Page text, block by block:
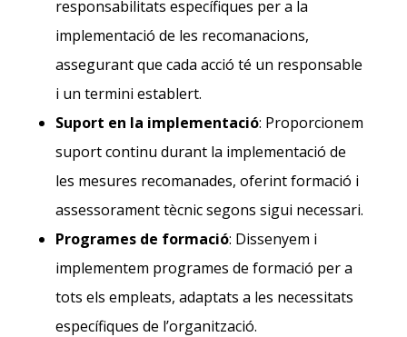
responsabilitats específiques per a la
implementació de les recomanacions,
assegurant que cada acció té un responsable
i un termini establert.
Suport en la implementació: Proporcionem
suport continu durant la implementació de
les mesures recomanades, oferint formació i
assessorament tècnic segons sigui necessari.
Programes de formació: Dissenyem i
implementem programes de formació per a
tots els empleats, adaptats a les necessitats
específiques de l’organització.